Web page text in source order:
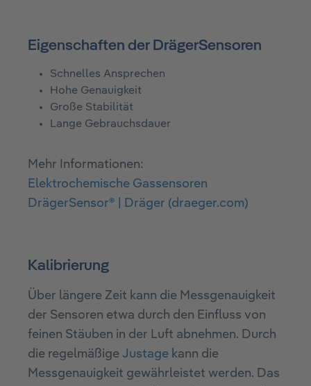
Eigenschaften der DrägerSensoren
Schnelles Ansprechen
Hohe Genauigkeit
Große Stabilität
Lange Gebrauchsdauer
Mehr Informationen:
Elektrochemische Gassensoren
DrägerSensor® | Dräger (draeger.com)
Kalibrierung
Über längere Zeit kann die Messgenauigkeit
der Sensoren etwa durch den Einfluss von
feinen Stäuben in der Luft abnehmen. Durch
die regelmäßige Justage kann die
Messgenauigkeit gewährleistet werden. Das